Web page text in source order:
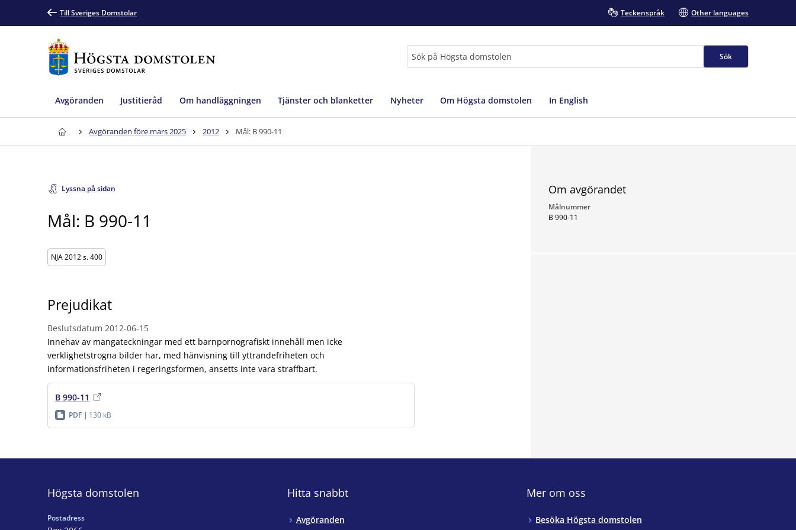
Till Sveriges Domstolar Teckenspråk Other languages
Sök
Avgöranden Justitieråd Om handläggningen Tjänster och blanketter Nyheter Om Högsta domstolen In English
Avgöranden före mars 2025 2012 Mål: B 990-11
Lyssna på sidan
Mål: B 990-11
NJA 2012 s. 400
Prejudikat
Beslutsdatum 2012-06-15
Innehav av mangateckningar med ett barnpornografiskt innehåll men icke
verklighetstrogna bilder har, med hänvisning till yttrandefriheten och
informationsfriheten i regeringsformen, ansetts inte vara straffbart.
B 990-11
PDF 130 kB
Om avgörandet
Målnummer
B 990-11
Högsta domstolen
Postadress
Hitta snabbt
Avgöranden
Mer om oss
Besöka Högsta domstolen